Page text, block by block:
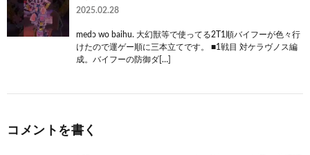
2025.02.28
medɔ wo baihu. 大幻獣等で使ってる2T1順バイフーが色々行
けたので運ゲー順に三本立てです。 ■1戦目 対ケラヴノス編
成。バイフーの防御ダ[…]
コメントを書く